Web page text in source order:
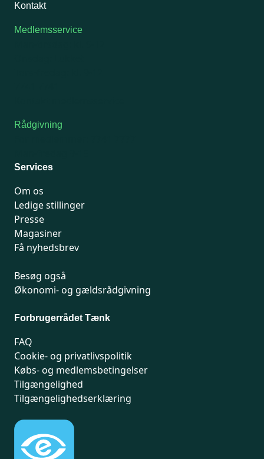
Kontakt
Medlemsservice
Rådgivning
Services
Om os
Ledige stillinger
Presse
Magasiner
Få nyhedsbrev
Besøg også
Økonomi- og gældsrådgivning
Forbrugerrådet Tænk
FAQ
Cookie- og privatlivspolitik
Købs- og medlemsbetingelser
Tilgængelighed
Tilgængelighedserklæring